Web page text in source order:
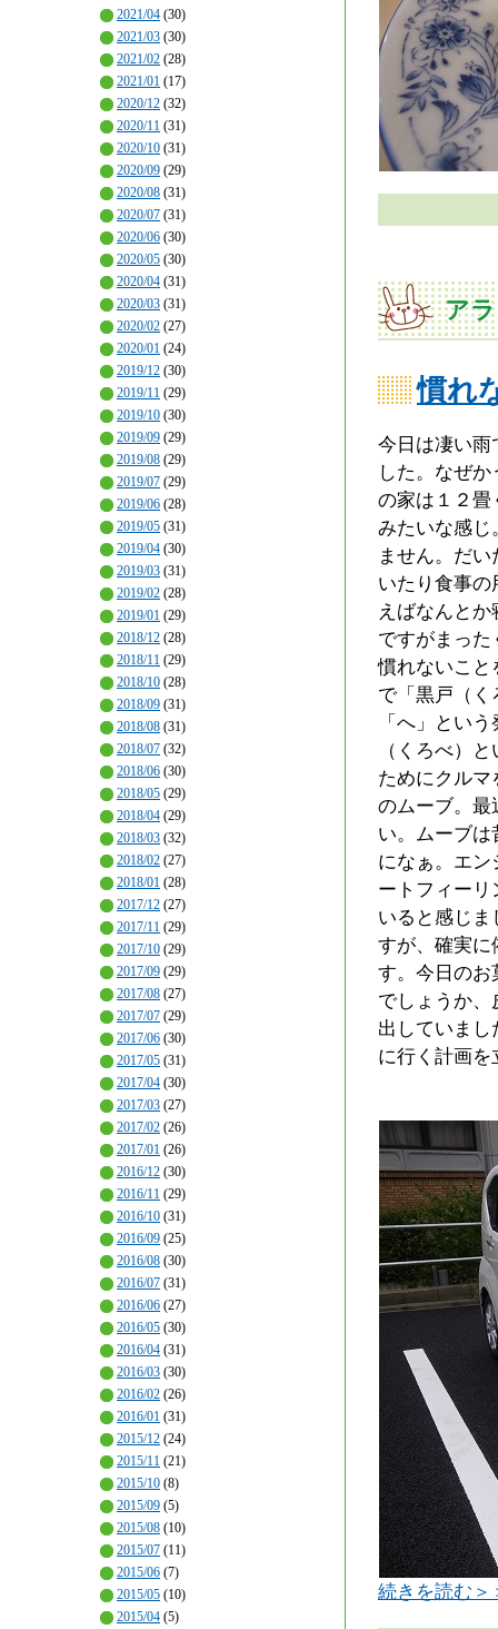
2021/04 (30)
2021/03 (30)
2021/02 (28)
2021/01 (17)
2020/12 (32)
2020/11 (31)
2020/10 (31)
2020/09 (29)
2020/08 (31)
2020/07 (31)
2020/06 (30)
2020/05 (30)
2020/04 (31)
2020/03 (31)
2020/02 (27)
2020/01 (24)
2019/12 (30)
2019/11 (29)
2019/10 (30)
2019/09 (29)
2019/08 (29)
2019/07 (29)
2019/06 (28)
2019/05 (31)
2019/04 (30)
2019/03 (31)
2019/02 (28)
2019/01 (29)
2018/12 (28)
2018/11 (29)
2018/10 (28)
2018/09 (31)
2018/08 (31)
2018/07 (32)
2018/06 (30)
2018/05 (29)
2018/04 (29)
2018/03 (32)
2018/02 (27)
2018/01 (28)
2017/12 (27)
2017/11 (29)
2017/10 (29)
2017/09 (29)
2017/08 (27)
2017/07 (29)
2017/06 (30)
2017/05 (31)
2017/04 (30)
2017/03 (27)
2017/02 (26)
2017/01 (26)
2016/12 (30)
2016/11 (29)
2016/10 (31)
2016/09 (25)
2016/08 (30)
2016/07 (31)
2016/06 (27)
2016/05 (30)
2016/04 (31)
2016/03 (30)
2016/02 (26)
2016/01 (31)
2015/12 (24)
2015/11 (21)
2015/10 (8)
2015/09 (5)
2015/08 (10)
2015/07 (11)
2015/06 (7)
2015/05 (10)
2015/04 (5)
ア
慣れ
今日は凄い雨
した。なぜ
の家は１２畳
みたいな感じ
ません。だ
いたり食事
えばなんと
ですがまっ
慣れないこと
で「黒戸（
「へ」とい
（くろべ）
ためにクル
のムーブ。最
い。ムーブ
になぁ。エ
ートフィー
いると感じ
すが、確実に
す。今日のお
でしょうか
出していま
に行く計画を
続きを読む＞